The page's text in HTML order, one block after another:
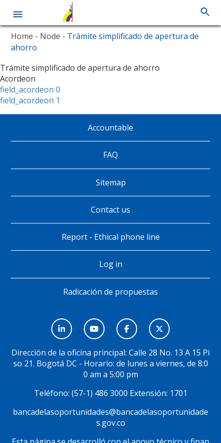
Skip
main
content
Home - Node - Trámite simplificado de apertura de
ahorro
Trámite simplificado de apertura de ahorro
Acordeon
field_acordeon 0
field_acordeon 1
página
Accountable
FAQ
Sitemap
Contact us
Report - Ethical phone line
Log in
Radicación de propuestas
Social
Dirección de la oficina principal: Calle 28 No. 13 A 15 Pi
so 21. Bogotá DC - Horario: de lunes a viernes, de 8:0
0 am a 5:00 pm
Teléfono: (57-1) 486 3000 Extensión: 1701
bancadelasoportunidades@bancadelasoportunidade
s.gov.co